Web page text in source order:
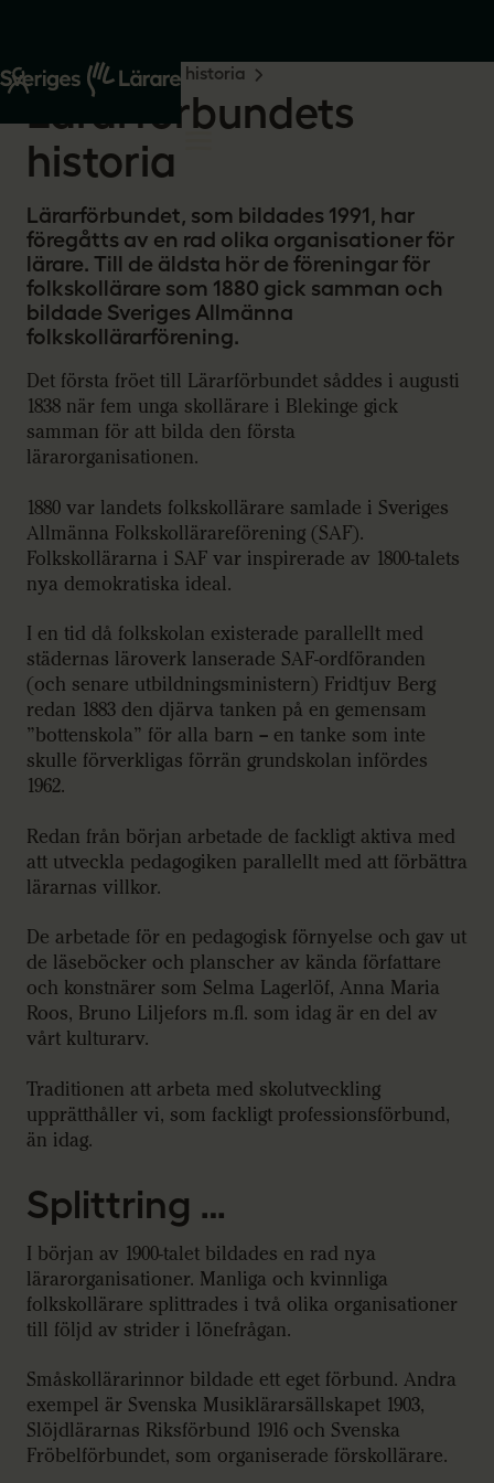
Start Om oss Vår historia
Lärarförbundets
historia
Lärarförbundet, som bildades 1991, har
föregåtts av en rad olika organisationer för
lärare. Till de äldsta hör de föreningar för
folkskollärare som 1880 gick samman och
bildade Sveriges Allmänna
folkskollärarförening.
Det första fröet till Lärarförbundet såddes i augusti
1838 när fem unga skollärare i Blekinge gick
samman för att bilda den första
lärarorganisationen.
1880 var landets folkskollärare samlade i Sveriges
Allmänna Folkskollärareförening (SAF).
Folkskollärarna i SAF var inspirerade av 1800-talets
nya demokratiska ideal.
I en tid då folkskolan existerade parallellt med
städernas läroverk lanserade SAF-ordföranden
(och senare utbildningsministern) Fridtjuv Berg
redan 1883 den djärva tanken på en gemensam
”bottenskola” för alla barn – en tanke som inte
skulle förverkligas förrän grundskolan infördes
1962.
Redan från början arbetade de fackligt aktiva med
att utveckla pedagogiken parallellt med att förbättra
lärarnas villkor.
De arbetade för en pedagogisk förnyelse och gav ut
de läseböcker och planscher av kända författare
och konstnärer som Selma Lagerlöf, Anna Maria
Roos, Bruno Liljefors m.fl. som idag är en del av
vårt kulturarv.
Traditionen att arbeta med skolutveckling
upprätthåller vi, som fackligt professionsförbund,
än idag.
Splittring …
I början av 1900-talet bildades en rad nya
lärarorganisationer. Manliga och kvinnliga
folkskollärare splittrades i två olika organisationer
till följd av strider i lönefrågan.
Småskollärarinnor bildade ett eget förbund. Andra
exempel är Svenska Musiklärarsällskapet 1903,
Slöjdlärarnas Riksförbund 1916 och Svenska
Fröbelförbundet, som organiserade förskollärare.